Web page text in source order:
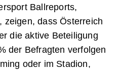
Ballreports,
zeigen, dass Österreich
die aktive Beteiligung
der Befragten verfolgen
oder im Stadion,